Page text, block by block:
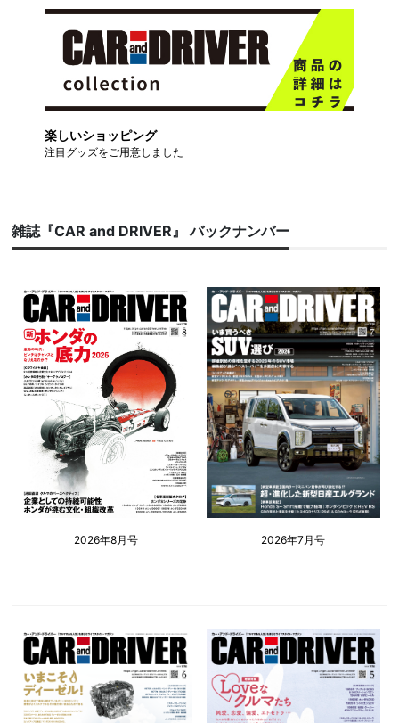
楽しいショッピング
注目グッズをご用意しました
雑誌『CAR and DRIVER』 バックナンバー
2026年8月号 2026年7月号